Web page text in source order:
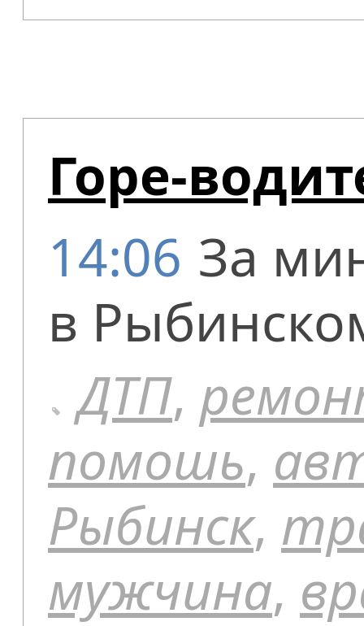
Горе-
14:06 За
в
ДТП,
помошь,
Рыбинск,
мужчина,